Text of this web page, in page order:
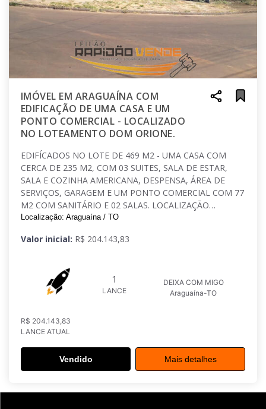
IMÓVEL EM ARAGUAÍNA COM
EDIFICAÇÃO DE UMA CASA E UM
PONTO COMERCIAL - LOCALIZADO
NO LOTEAMENTO DOM ORIONE.
EDIFÍCADOS NO LOTE DE 469 M2 - UMA CASA COM
CERCA DE 235 M2, COM 03 SUITES, SALA DE ESTAR,
SALA E COZINHA AMERICANA, DESPENSA, ÁREA DE
SERVIÇOS, GARAGEM E UM PONTO COMERCIAL COM 77
M2 COM SANITÁRIO E 02 SALAS. LOCALIZAÇÃO
LOTEAMENTO DOM ORIONE, ARAGUAÍNA.
Localização: Araguaína / TO
Valor inicial: R$ 204.143,83
1
LANCE
DEIXA COM MIGO
Araguaína-TO
R$ 204.143,83
LANCE ATUAL
Vendido Mais detalhes